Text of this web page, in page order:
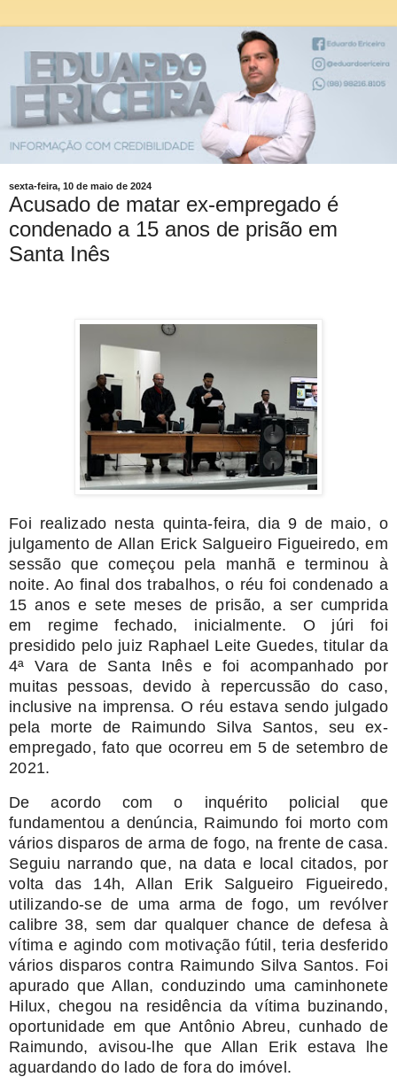
sexta-feira, 10 de maio de 2024
Acusado de matar ex-empregado é
condenado a 15 anos de prisão em
Santa Inês
Foi realizado nesta quinta-feira, dia 9 de maio, o
julgamento de Allan Erick Salgueiro Figueiredo, em
sessão que começou pela manhã e terminou à
noite. Ao final dos trabalhos, o réu foi condenado a
15 anos e sete meses de prisão, a ser cumprida
em regime fechado, inicialmente. O júri foi
presidido pelo juiz Raphael Leite Guedes, titular da
4ª Vara de Santa Inês e foi acompanhado por
muitas pessoas, devido à repercussão do caso,
inclusive na imprensa. O réu estava sendo julgado
pela morte de Raimundo Silva Santos, seu ex-
empregado, fato que ocorreu em 5 de setembro de
2021.
De acordo com o inquérito policial que
fundamentou a denúncia, Raimundo foi morto com
vários disparos de arma de fogo, na frente de casa.
Seguiu narrando que, na data e local citados, por
volta das 14h, Allan Erik Salgueiro Figueiredo,
utilizando-se de uma arma de fogo, um revólver
calibre 38, sem dar qualquer chance de defesa à
vítima e agindo com motivação fútil, teria desferido
vários disparos contra Raimundo Silva Santos. Foi
apurado que Allan, conduzindo uma caminhonete
Hilux, chegou na residência da vítima buzinando,
oportunidade em que Antônio Abreu, cunhado de
Raimundo, avisou-lhe que Allan Erik estava lhe
aguardando do lado de fora do imóvel.